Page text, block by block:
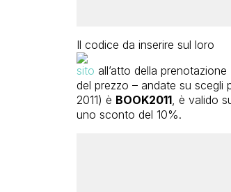
Il codice da inserire sul loro
sito all’atto della
del prezzo – andate su scegli
2011) è BOOK2011, è valido
uno sconto del 10%.